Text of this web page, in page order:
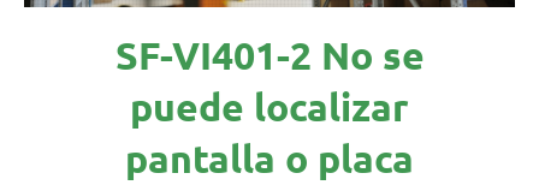
SF-VI401-2 No se
puede localizar
pantalla o placa